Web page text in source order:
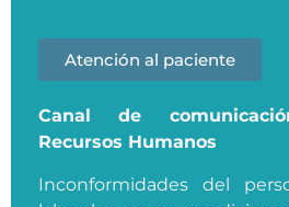
Atención al paciente
Canal de
Recursos Humanos
Inconformidades del